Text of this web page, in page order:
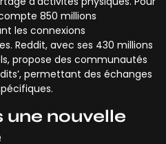
850 millions
les connexions
Reddit, avec ses 430 millions
propose des communautés
permettant des échanges
une nouvelle